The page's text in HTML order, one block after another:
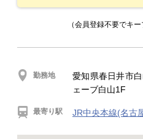
（会員登録不要でキ
勤務地
愛知県春日井市
ェーブ白山1F
最寄り駅 JR中央本線(名古